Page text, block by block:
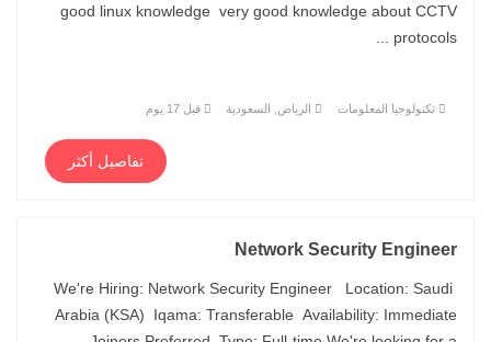
good linux knowledge very good knowledge about CCTV
protocols ...
تكنولوجيا المعلومات الرياض, السعودية قبل 17 يوم
تفاصيل أكثر
Network Security Engineer
We're Hiring: Network Security Engineer Location: Saudi
Arabia (KSA) Iqama: Transferable Availability: Immediate